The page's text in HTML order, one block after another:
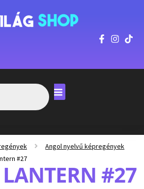
Angol nyelvű képregények
#27
LANTERN #27